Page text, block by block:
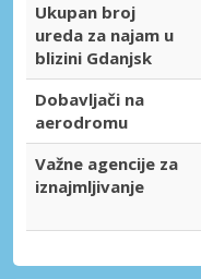
Ukupan broj
ureda za najam u
blizini Gdanjsk
Dobavljači na
aerodromu
Važne agencije za
iznajmljivanje